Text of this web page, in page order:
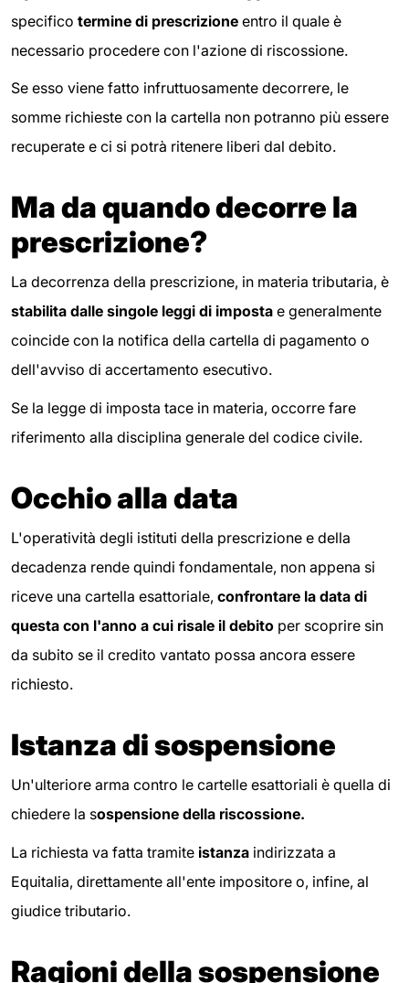
specifico termine di prescrizione entro il quale è
necessario procedere con l'azione di riscossione.
Se esso viene fatto infruttuosamente decorrere, le
somme richieste con la cartella non potranno più essere
recuperate e ci si potrà ritenere liberi dal debito.
Ma da quando decorre la
prescrizione?
La decorrenza della prescrizione, in materia tributaria, è
stabilita dalle singole leggi di imposta e generalmente
coincide con la notifica della cartella di pagamento o
dell'avviso di accertamento esecutivo.
Se la legge di imposta tace in materia, occorre fare
riferimento alla disciplina generale del codice civile.
Occhio alla data
L'operatività degli istituti della prescrizione e della
decadenza rende quindi fondamentale, non appena si
riceve una cartella esattoriale, confrontare la data di
questa con l'anno a cui risale il debito per scoprire sin
da subito se il credito vantato possa ancora essere
richiesto.
Istanza di sospensione
Un'ulteriore arma contro le cartelle esattoriali è quella di
chiedere la sospensione della riscossione.
La richiesta va fatta tramite istanza indirizzata a
Equitalia, direttamente all'ente impositore o, infine, al
giudice tributario.
Ragioni della sospensione